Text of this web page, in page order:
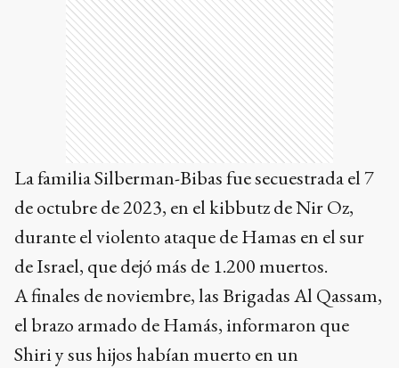
La familia Silberman-Bibas fue secuestrada el 7
de octubre de 2023, en el kibbutz de Nir Oz,
durante el violento ataque de Hamas en el sur
de Israel, que dejó más de 1.200 muertos.
A finales de noviembre, las Brigadas Al Qassam,
el brazo armado de Hamás, informaron que
Shiri y sus hijos habían muerto en un